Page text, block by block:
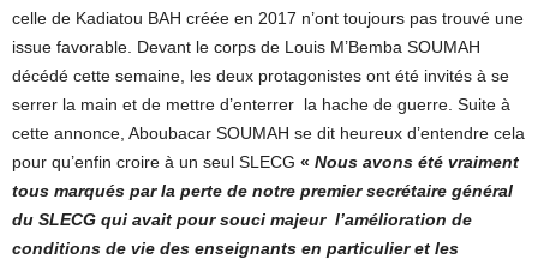
celle de Kadiatou BAH créée en 2017 n’ont toujours pas trouvé une
issue favorable. Devant le corps de Louis M’Bemba SOUMAH
décédé cette semaine, les deux protagonistes ont été invités à se
serrer la main et de mettre d’enterrer la hache de guerre. Suite à
cette annonce, Aboubacar SOUMAH se dit heureux d’entendre cela
pour qu’enfin croire à un seul SLECG « Nous avons été vraiment
tous marqués par la perte de notre premier secrétaire général
du SLECG qui avait pour souci majeur l’amélioration de
conditions de vie des enseignants en particulier et les